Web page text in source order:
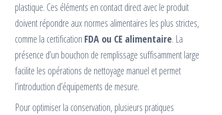
plastique. Ces éléments en contact direct avec le produit
doivent répondre aux normes alimentaires les plus strictes,
comme la certification FDA ou CE alimentaire. La
présence d’un bouchon de remplissage suffisamment large
facilite les opérations de nettoyage manuel et permet
l’introduction d’équipements de mesure.
Pour optimiser la conservation, plusieurs pratiques